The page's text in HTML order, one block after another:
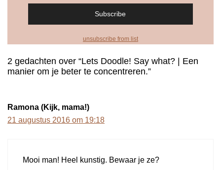
unsubscribe from list
2 gedachten over “Lets Doodle! Say what? | Een
manier om je beter te concentreren.”
Ramona (Kijk, mama!)
21 augustus 2016 om 19:18
Mooi man! Heel kunstig. Bewaar je ze?